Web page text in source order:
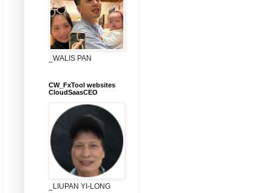
_WALIS PAN
CW_FxTool websites
CloudSaasCEO
_LIUPAN YI-LONG